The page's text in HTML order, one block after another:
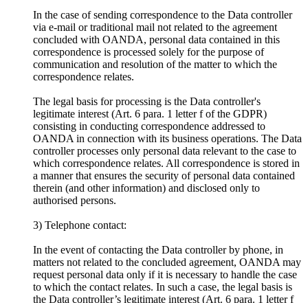
In the case of sending correspondence to the Data controller
via e-mail or traditional mail not related to the agreement
concluded with OANDA, personal data contained in this
correspondence is processed solely for the purpose of
communication and resolution of the matter to which the
correspondence relates.
The legal basis for processing is the Data controller's
legitimate interest (Art. 6 para. 1 letter f of the GDPR)
consisting in conducting correspondence addressed to
OANDA in connection with its business operations. The Data
controller processes only personal data relevant to the case to
which correspondence relates. All correspondence is stored in
a manner that ensures the security of personal data contained
therein (and other information) and disclosed only to
authorised persons.
3) Telephone contact:
In the event of contacting the Data controller by phone, in
matters not related to the concluded agreement, OANDA may
request personal data only if it is necessary to handle the case
to which the contact relates. In such a case, the legal basis is
the Data controller’s legitimate interest (Art. 6 para. 1 letter f